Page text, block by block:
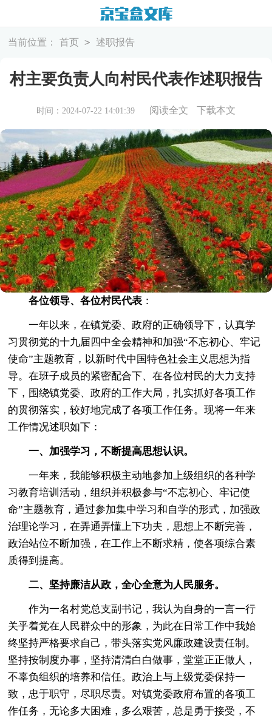
当前位置： 首页 > 述职报告
村主要负责人向村民代表作述职报告
时间：2024-07-22 14:01:39 阅读全文 下载本文
各位领导、各位村民代表 ：
一年以来，在镇党委、政府的正确领导下，认真学
习贯彻党的十九届四中全会精神和加强“不忘初心、牢记
使命”主题教育，以新时代中国特色社会主义思想为指
导。在班子成员的紧密配合下、在各位村民的大力支持
下，围绕镇党委、政府的工作大局，扎实抓好各项工作
的贯彻落实，较好地完成了各项工作任务。现将一年来
工作情况述职如下：
一、加强学习，不断提高思想认识。
一年来，我能够积极主动地参加上级组织的各种学
习教育培训活动，组织并积极参与“不忘初心、牢记使
命”主题教育，通过参加集中学习和自学的形式，加强政
治理论学习，在弄通弄懂上下功夫，思想上不断完善，
政治站位不断加强，在工作上不断求精，使各项综合素
质得到提高。
二、坚持廉洁从政，全心全意为人民服务。
作为一名村党总支副书记，我认为自身的一言一行
关乎着党在人民群众中的形象，为此在日常工作中我始
终坚持严格要求自己，带头落实党风廉政建设责任制。
坚持按制度办事，坚持清清白白做事，堂堂正正做人，
不辜负组织的培养和信任。政治上与上级党委保持一
致，忠于职守，尽职尽责。对镇党委政府布置的各项工
作任务，无论多大困难，多么艰苦，总是勇于接受，不